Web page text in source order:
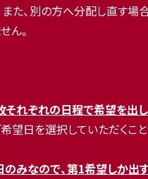
、別の方へ分配し直す場
ん。
れぞれの日程で希望を出
望日を選択していただくこ
なので、第1希望しか出す